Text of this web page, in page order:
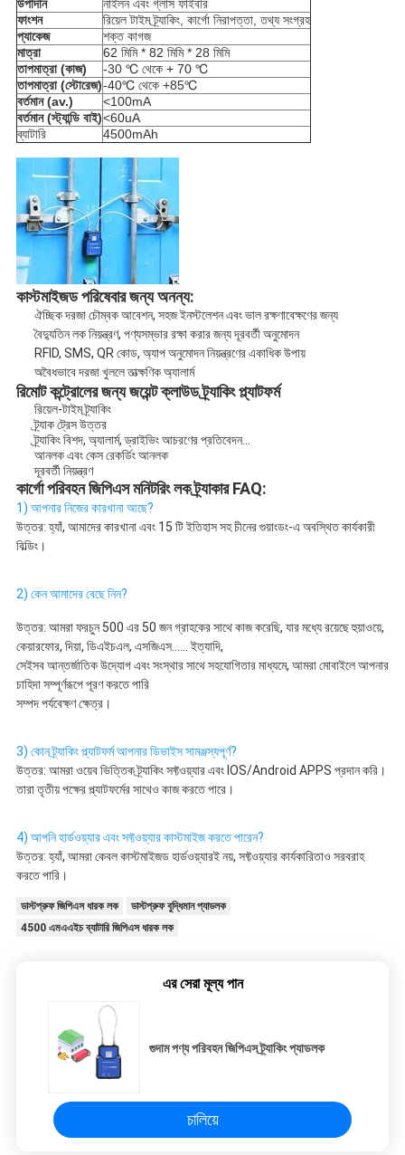
উপাদান
নাইলন এবং গ্লাস ফাইবার
ফাংশন
রিয়েল টাইম ট্র্যাকিং, কার্গো নিরাপত্তা, তথ্য সংগ্রহ
প্যাকেজ
শক্ত কাগজ
মাত্রা
62 মিমি * 82 মিমি * 28 মিমি
তাপমাত্রা (কাজ)
-30 ℃ থেকে + 70 ℃
তাপমাত্রা (স্টোরেজ)-40℃ থেকে +85℃
বর্তমান (av.)
<100mA
বর্তমান (স্ট্যান্ডি বাই)<60uA
ব্যাটারি
4500mAh
কাস্টমাইজড পরিষেবার জন্য অনন্য:
ঐচ্ছিক দরজা চৌম্বক আবেশন, সহজ ইনস্টলেশন এবং ভাল রক্ষণাবেক্ষণের জন্য
বৈদ্যুতিন লক নিয়ন্ত্রণ, পণ্যসম্ভার রক্ষা করার জন্য দূরবর্তী অনুমোদন
RFID, SMS, QR কোড, অ্যাপ অনুমোদন নিয়ন্ত্রণের একাধিক উপায়
অবৈধভাবে দরজা খুললে তাত্ক্ষণিক অ্যালার্ম
রিমোট কন্ট্রোলের জন্য জয়েন্ট ক্লাউড ট্র্যাকিং প্ল্যাটফর্ম
রিয়েল-টাইম ট্র্যাকিং
ট্র্যাক ট্রেস উত্তর
ট্র্যাকিং বিশদ, অ্যালার্ম, ড্রাইভিং আচরণের প্রতিবেদন...
আনলক এবং কেস রেকর্ডিং আনলক
দূরবর্তী নিয়ন্ত্রণ
কার্গো পরিবহন জিপিএস মনিটরিং লক ট্র্যাকার FAQ:
1) আপনার নিজের কারখানা আছে?
উত্তর: হ্যাঁ, আমাদের কারখানা এবং 15 টি ইতিহাস সহ চীনের গুয়াংডং-এ অবস্থিত কার্যকারী
বিল্ডিং।
2) কেন আমাদের বেছে নিন?
উত্তর: আমরা ফরচুন 500 এর 50 জন গ্রাহকের সাথে কাজ করেছি, যার মধ্যে রয়েছে হুয়াওয়ে,
কেয়ারফোর, দিয়া, ডিএইচএল, এসজিএস...... ইত্যাদি,
সেইসব আন্তর্জাতিক উদ্যোগ এবং সংস্থার সাথে সহযোগিতার মাধ্যমে, আমরা মোবাইলে আপনার
চাহিদা সম্পূর্ণরূপে পূরণ করতে পারি
সম্পদ পর্যবেক্ষণ ক্ষেত্র।
3) কোন ট্র্যাকিং প্ল্যাটফর্ম আপনার ডিভাইস সামঞ্জস্যপূর্ণ?
উত্তর: আমরা ওয়েব ভিত্তিক ট্র্যাকিং সফ্টওয়্যার এবং IOS/Android APPS প্রদান করি।
তারা তৃতীয় পক্ষের প্ল্যাটফর্মের সাথেও কাজ করতে পারে।
4) আপনি হার্ডওয়্যার এবং সফ্টওয়্যার কাস্টমাইজ করতে পারেন?
উত্তর: হ্যাঁ, আমরা কেবল কাস্টমাইজড হার্ডওয়্যারই নয়, সফ্টওয়্যার কার্যকারিতাও সরবরাহ
করতে পারি।
ডাস্টপ্রুফ জিপিএস ধারক লক
ডাস্টপ্রুফ বুদ্ধিমান প্যাডলক
4500 এমএএইচ ব্যাটারি জিপিএস ধারক লক
এর সেরা মূল্য পান
গুদাম পণ্য পরিবহন জিপিএস ট্র্যাকিং প্যাডলক
চালিয়ে